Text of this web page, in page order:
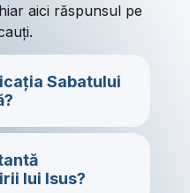
aici răspunsul pe
Sabatului
lui Isus?